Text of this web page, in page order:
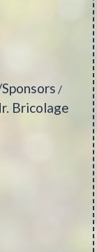
/
Bricolage